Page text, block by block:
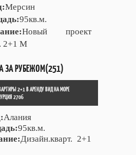
Мерсин
95кв.м.
Новый проект
2+1 М
ЗА РУБЕЖОМ(251)
2+1 В АРЕНДУ ВИД НА МОРЕ
2706
Алания
95кв.м.
Дизайн.кварт. 2+1